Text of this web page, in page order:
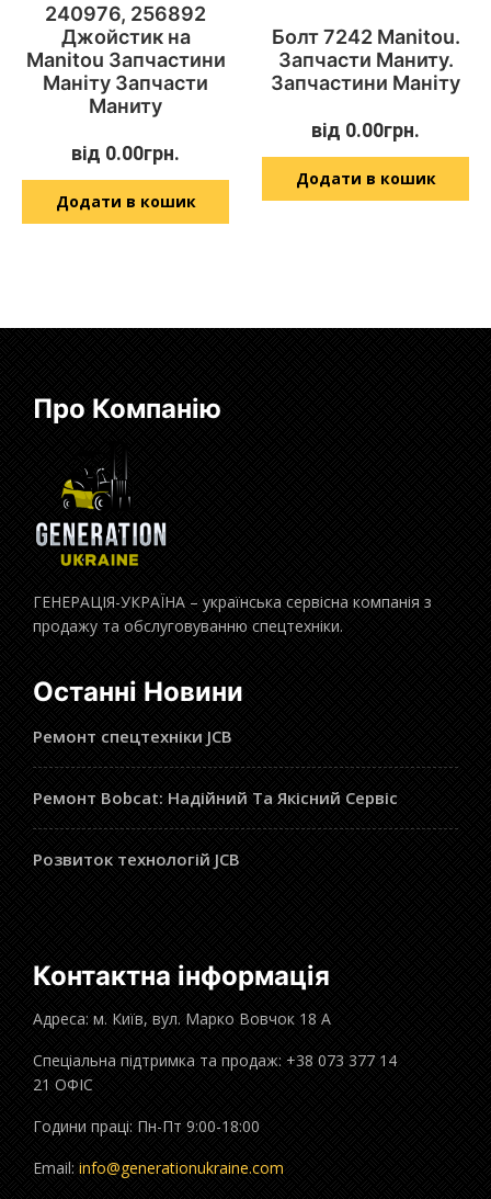
240976, 256892
Джойстик на
Manitou Запчастини
Маніту Запчасти
Маниту
від 0.00грн.
Додати в кошик
Болт 7242 Manitou.
Запчасти Маниту.
Запчастини Маніту
від 0.00грн.
Додати в кошик
Про Компанію
ГЕНЕРАЦІЯ-УКРАЇНА – українська сервісна компанія з
продажу та обслуговуванню спецтехніки.
Останні Новини
Ремонт спецтехніки JCB
Ремонт Bobcat: Надійний Та Якісний Сервіс
Розвиток технологій JCB
Контактна інформація
Адреса: м. Київ, вул. Марко Вовчок 18 А
Спеціальна підтримка та продаж: +38 073 377 14
21 ОФІС
Години праці: Пн-Пт 9:00-18:00
Email: info@generationukraine.com